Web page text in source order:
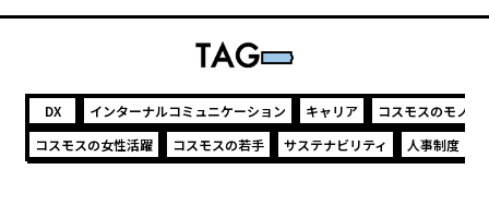
DX インターナルコミュニケーション キャリア
コスモスのモノづ
コスモスの女性活躍
コスモスの若手 サステナビリティ 人事制度